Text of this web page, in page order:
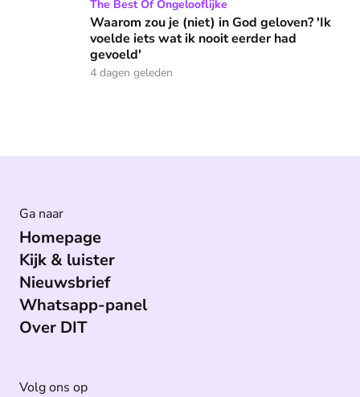
Waarom zou je (niet) in God geloven? 'Ik voelde iets wat
The Best Of Ongelooflijke
Waarom zou je (niet) in God geloven? 'Ik
voelde iets wat ik nooit eerder had
gevoeld'
4 dagen geleden
Ga naar
Homepage
Kijk & luister
Nieuwsbrief
Whatsapp-panel
Over DIT
Volg ons op